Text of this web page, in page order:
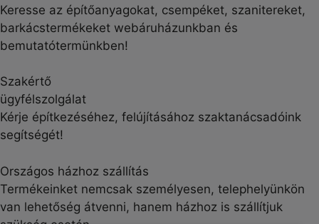
Keresse az építőanyagokat, csempéket, szanitereket,
barkácstermékeket webáruházunkban és
bemutatótermünkben!
Szakértő
ügyfélszolgálat
Kérje építkezéséhez, felújításához szaktanácsadóink
segítségét!
Országos házhoz szállítás
Termékeinket nemcsak személyesen, telephelyünkön
van lehetőség átvenni, hanem házhoz is szállítjuk